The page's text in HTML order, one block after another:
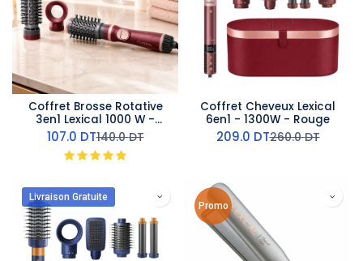
Coffret Brosse Rotative
3en1 Lexical 1000 W -
Rouge
107.0 DT140.0DT
Coffret Cheveux Lexical
6en1 - 1300W - Rouge
209.0 DT260.0DT
Livraison Gratuite
Promo